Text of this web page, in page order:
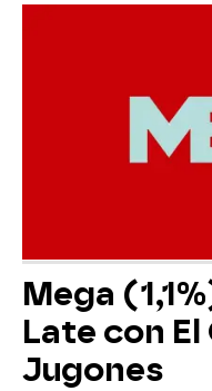
Mega
Late con
Jugones